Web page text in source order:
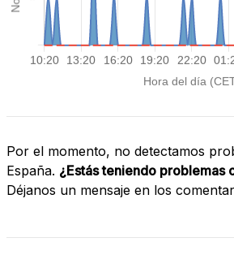
Por el momento, no detectamos
España. ¿Estás teniendo problemas
Déjanos un mensaje en los